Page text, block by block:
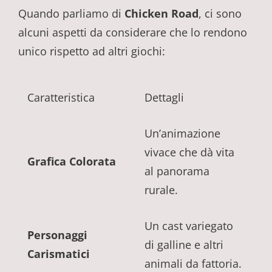
Quando parliamo di Chicken Road, ci sono
alcuni aspetti da considerare che lo rendono
unico rispetto ad altri giochi:
Caratteristica Dettagli
Grafica Colorata
Un’animazione
vivace che dà vita
al panorama
rurale.
Personaggi
Carismatici
Un cast variegato
di galline e altri
animali da fattoria.